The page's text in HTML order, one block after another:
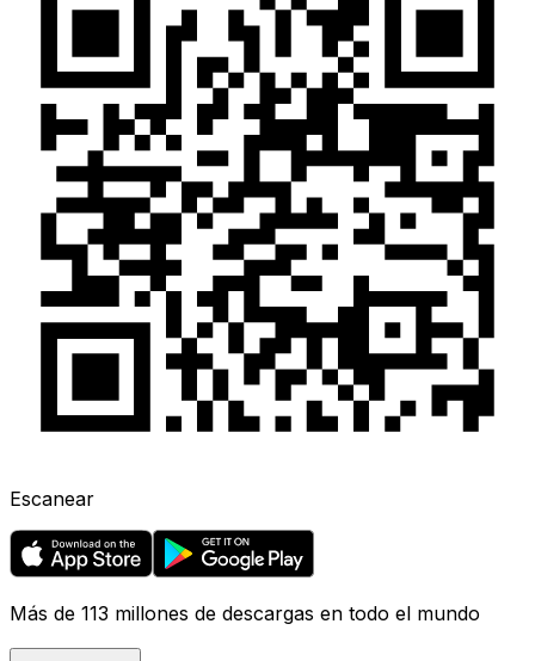
Escanear
Más de 113 millones de descargas en todo el mundo